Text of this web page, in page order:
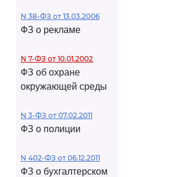
N 38-ФЗ от 13.03.2006
ФЗ о рекламе
N 7-ФЗ от 10.01.2002
ФЗ об охране
окружающей среды
N 3-ФЗ от 07.02.2011
ФЗ о полиции
N 402-ФЗ от 06.12.2011
ФЗ о бухгалтерском